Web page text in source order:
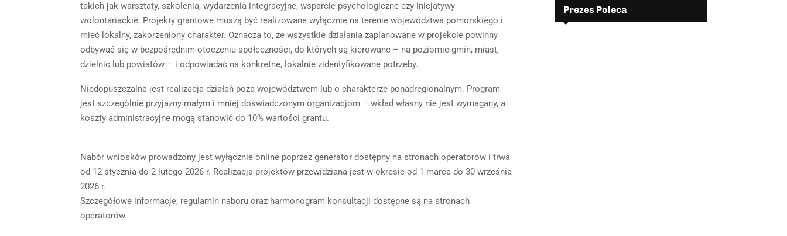
takich jak warsztaty, szkolenia, wydarzenia integracyjne, wsparcie psychologiczne czy inicjatywy
wolontariackie. Projekty grantowe muszą być realizowane wyłącznie na terenie województwa pomorskiego i
mieć lokalny, zakorzeniony charakter. Oznacza to, że wszystkie działania zaplanowane w projekcie powinny
odbywać się w bezpośrednim otoczeniu społeczności, do których są kierowane – na poziomie gmin, miast,
dzielnic lub powiatów – i odpowiadać na konkretne, lokalnie zidentyfikowane potrzeby.
Niedopuszczalna jest realizacja działań poza województwem lub o charakterze ponadregionalnym. Program
jest szczególnie przyjazny małym i mniej doświadczonym organizacjom – wkład własny nie jest wymagany, a
koszty administracyjne mogą stanowić do 10% wartości grantu.
Nabór wniosków prowadzony jest wyłącznie online poprzez generator dostępny na stronach operatorów i trwa
od 12 stycznia do 2 lutego 2026 r. Realizacja projektów przewidziana jest w okresie od 1 marca do 30 września
2026 r.
Szczegółowe informacje, regulamin naboru oraz harmonogram konsultacji dostępne są na stronach
operatorów.
Prezes Poleca